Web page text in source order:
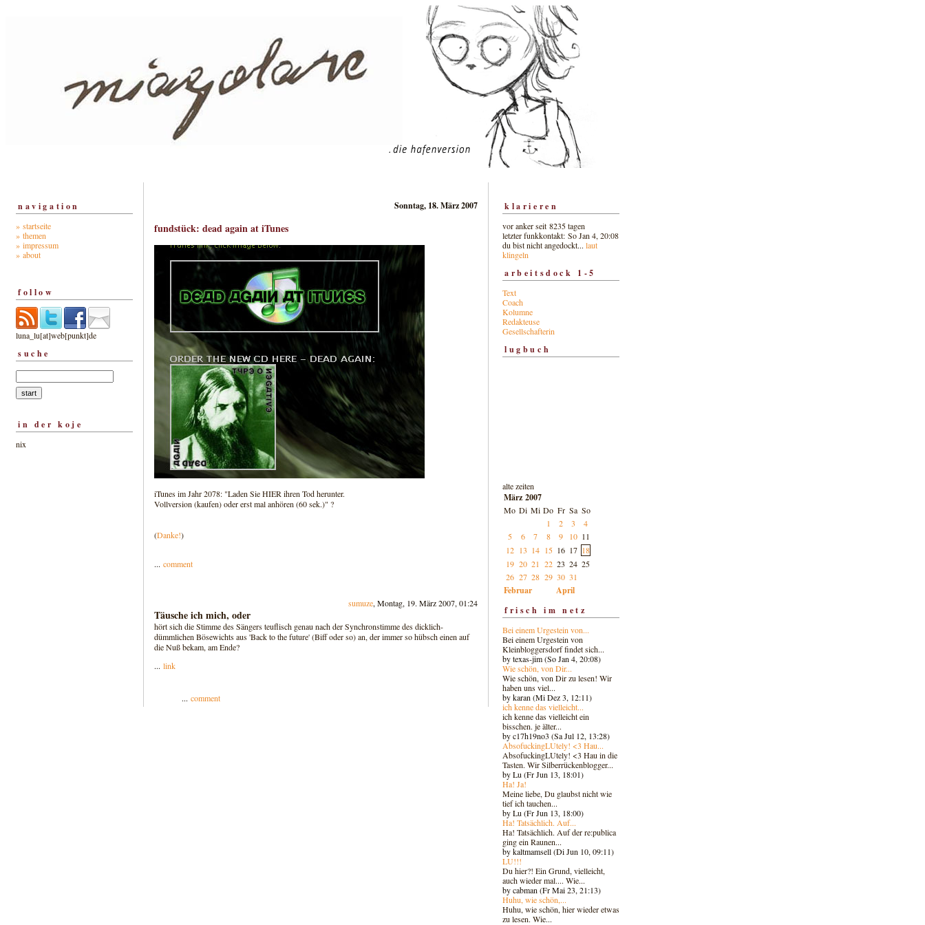
navigation
» startseite
» themen
» impressum
» about
follow
luna_lu[at]web[punkt]de
suche
in der koje
nix
Sonntag, 18. März 2007
fundstück: dead again at iTunes
iTunes im Jahr 2078: "Laden Sie HIER ihren Tod herunter.
Vollversion (kaufen) oder erst mal anhören (60 sek.)" ?
(Danke!)
... comment
sumuze, Montag, 19. März 2007, 01:24
Täusche ich mich, oder
hört sich die Stimme des Sängers teuflisch genau nach der Synchronstimme des dicklich-
dümmlichen Bösewichts aus 'Back to the future' (Biff oder so) an, der immer so hübsch einen auf
die Nuß bekam, am Ende?
... link
... comment
klarieren
vor anker seit 8235 tagen
letzter funkkontakt: So Jan 4, 20:08
du bist nicht angedockt... laut
klingeln
arbeitsdock 1-5
Text
Coach
Kolumne
Redakteuse
Gesellschafterin
lugbuch
alte zeiten
März 2007
Mo Di Mi Do Fr Sa So
1
2 3
4
5
6 7 8 9 10 11
12 13 14 15 16 17 18
19 20 21 22 23 24 25
26 27 28 29 30 31
Februar
April
frisch im netz
Bei einem Urgestein von...
Bei einem Urgestein von
Kleinbloggersdorf findet sich...
by texas-jim (So Jan 4, 20:08)
Wie schön, von Dir...
Wie schön, von Dir zu lesen! Wir
haben uns viel...
by karan (Mi Dez 3, 12:11)
ich kenne das vielleicht...
ich kenne das vielleicht ein
bisschen. je älter...
by c17h19no3 (Sa Jul 12, 13:28)
AbsofuckingLUtely! <3 Hau...
AbsofuckingLUtely! <3 Hau in die
Tasten. Wir Silberrückenblogger...
by Lu (Fr Jun 13, 18:01)
Ha! Ja!
Meine liebe, Du glaubst nicht wie
tief ich tauchen...
by Lu (Fr Jun 13, 18:00)
Ha! Tatsächlich. Auf...
Ha! Tatsächlich. Auf der re:publica
ging ein Raunen...
by kaltmamsell (Di Jun 10, 09:11)
LU!!!
Du hier?! Ein Grund, vielleicht,
auch wieder mal.... Wie...
by cabman (Fr Mai 23, 21:13)
Huhu, wie schön,...
Huhu, wie schön, hier wieder etwas
zu lesen. Wie...